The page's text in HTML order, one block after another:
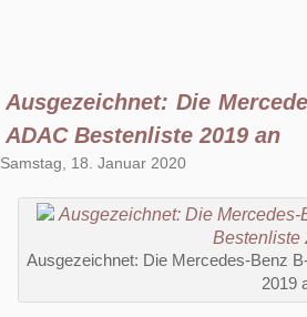
Ausgezeichnet: Die
ADAC Bestenliste 2019 an
Samstag, 18. Januar 2020
Ausgezeichnet: Die Mercedes-Benz
2019